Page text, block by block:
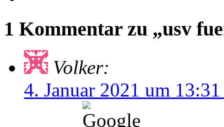
1 Kommentar zu „usv
Volker:
4. Januar 2021 um